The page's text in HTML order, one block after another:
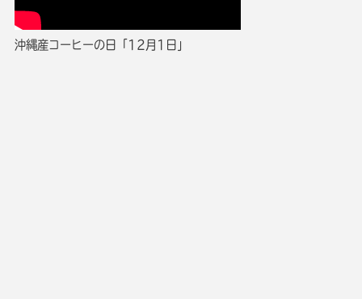
沖縄産コーヒーの日「12月1日」